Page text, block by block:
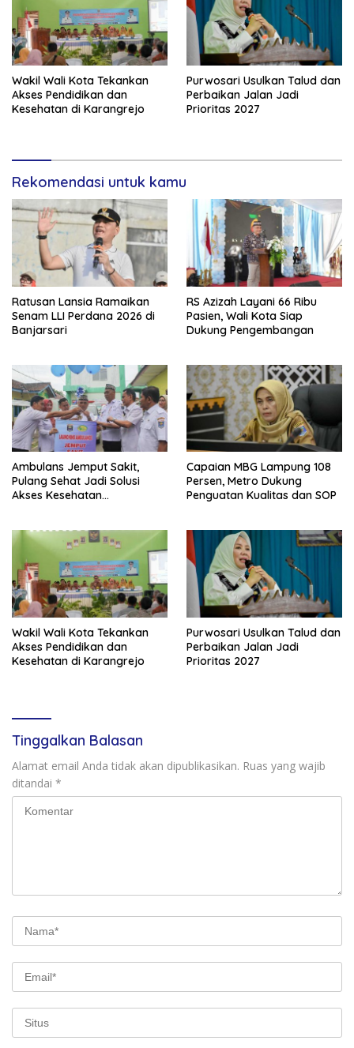
Wakil Wali Kota Tekankan
Akses Pendidikan dan
Kesehatan di Karangrejo
Purwosari Usulkan Talud dan
Perbaikan Jalan Jadi
Prioritas 2027
Rekomendasi untuk kamu
Ratusan Lansia Ramaikan
Senam LLI Perdana 2026 di
Banjarsari
RS Azizah Layani 66 Ribu
Pasien, Wali Kota Siap
Dukung Pengembangan
Ambulans Jemput Sakit,
Pulang Sehat Jadi Solusi
Akses Kesehatan
Capaian MBG Lampung 108
Persen, Metro Dukung
Penguatan Kualitas dan SOP
Wakil Wali Kota Tekankan
Akses Pendidikan dan
Kesehatan di Karangrejo
Purwosari Usulkan Talud dan
Perbaikan Jalan Jadi
Prioritas 2027
Tinggalkan Balasan
Alamat email Anda tidak akan dipublikasikan. Ruas yang wajib
ditandai *